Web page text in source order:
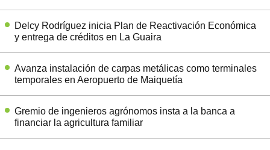
Delcy Rodríguez inicia Plan de Reactivación Económica
y entrega de créditos en La Guaira
Avanza instalación de carpas metálicas como terminales
temporales en Aeropuerto de Maiquetía
Gremio de ingenieros agrónomos insta a la banca a
financiar la agricultura familiar